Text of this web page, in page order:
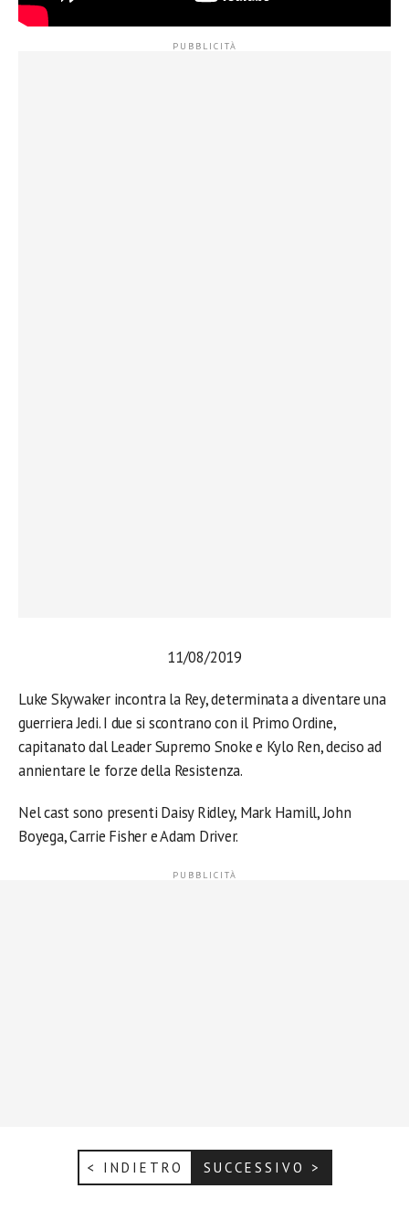
11/08/2019
Luke Skywaker incontra la Rey, determinata a diventare una
guerriera Jedi. I due si scontrano con il Primo Ordine,
capitanato dal Leader Supremo Snoke e Kylo Ren, deciso ad
annientare le forze della Resistenza.
Nel cast sono presenti Daisy Ridley, Mark Hamill, John
Boyega, Carrie Fisher e Adam Driver.
< INDIETRO SUCCESSIVO >